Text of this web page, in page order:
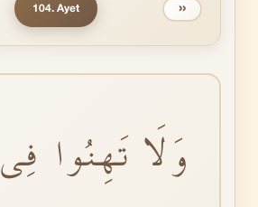
104. Ayet ››
وَلَا تَهِنُوا فِى